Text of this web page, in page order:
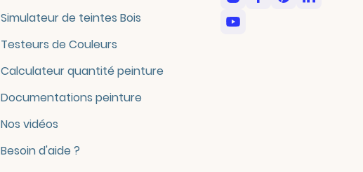
Simulateur de teintes Bois
Testeurs de Couleurs
Calculateur quantité peinture
Documentations peinture
Nos vidéos
Besoin d'aide ?